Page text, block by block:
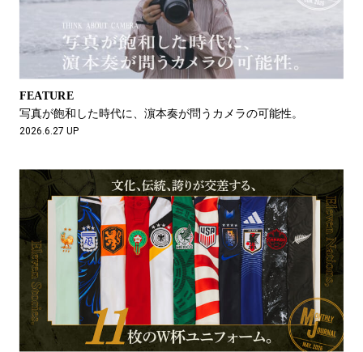
FEATURE
写真が飽和した時代に、濵本奏が問うカメラの可能性。
2026.6.27 UP